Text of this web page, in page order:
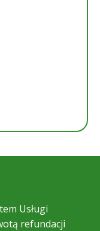
Usługi
refundacji